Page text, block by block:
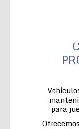
para